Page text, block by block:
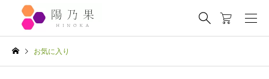
お気に入り